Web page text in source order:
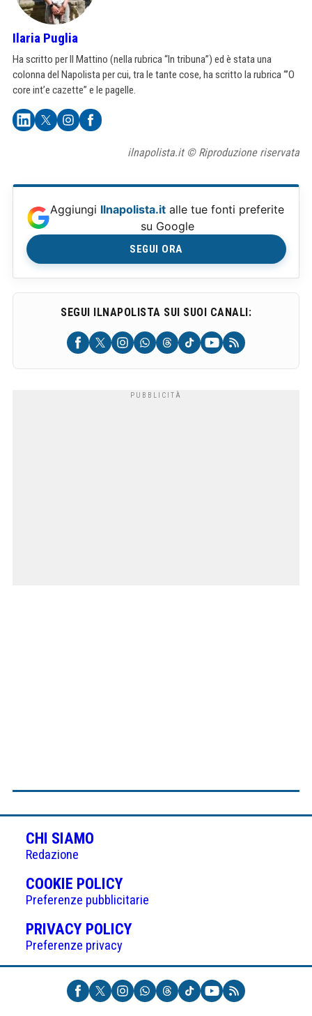
Ilaria Puglia
Ha scritto per Il Mattino (nella rubrica “In tribuna”) ed è stata una
colonna del Napolista per cui, tra le tante cose, ha scritto la rubrica “’O
core int’e cazette” e le pagelle.
ilnapolista.it © Riproduzione riservata
Aggiungi Ilnapolista.it alle tue fonti preferite
su Google
SEGUI ORA
SEGUI ILNAPOLISTA SUI SUOI CANALI:
CHI SIAMO
Redazione
COOKIE POLICY(APRE
IN
UNA
NUOVA
Preferenze pubblicitarie
PRIVACY POLICY(APRE
UNA
NUOVA
SCHEDA)
Preferenze privacy